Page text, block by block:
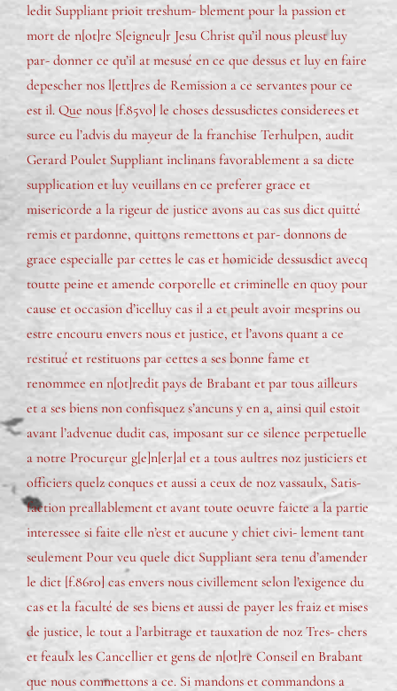
ledit Suppliant prioit treshum- blement pour la passion et
mort de n[ot]re S[eigneu]r Jesu Christ qu’il nous pleust luy
par- donner ce qu’il at mesusé en ce que dessus et luy en faire
depescher nos l[ett]res de Remission a ce servantes pour ce
est il. Que nous [f.85vo] le choses dessusdictes considerees et
surce eu l’advis du mayeur de la franchise Terhulpen, audit
Gerard Poulet Suppliant inclinans favorablement a sa dicte
supplication et luy veuillans en ce preferer grace et
misericorde a la rigeur de justice avons au cas sus dict quitté
remis et pardonne, quittons remettons et par- donnons de
grace especialle par cettes le cas et homicide dessusdict avecq
toutte peine et amende corporelle et criminelle en quoy pour
cause et occasion d’icelluy cas il a et peult avoir mesprins ou
estre encouru envers nous et justice, et l’avons quant a ce
restitué et restituons par cettes a ses bonne fame et
renommee en n[ot]redit pays de Brabant et par tous ailleurs
et a ses biens non confisquez s’ancuns y en a, ainsi quil estoit
avant l’advenue dudit cas, imposant sur ce silence perpetuelle
a notre Procureur g[e]n[er]al et a tous aultres noz justiciers et
officiers quelz conques et aussi a ceux de noz vassaulx, Satis-
faction preallablement et avant toute oeuvre faicte a la partie
interessee si faite elle n’est et aucune y chiet civi- lement tant
seulement Pour veu quele dict Suppliant sera tenu d’amender
le dict [f.86ro] cas envers nous civillement selon l’exigence du
cas et la faculté de ses biens et aussi de payer les fraiz et mises
de justice, le tout a l’arbitrage et tauxation de noz Tres- chers
et feaulx les Cancellier et gens de n[ot]re Conseil en Brabant
que nous commettons a ce. Si mandons et commandons a